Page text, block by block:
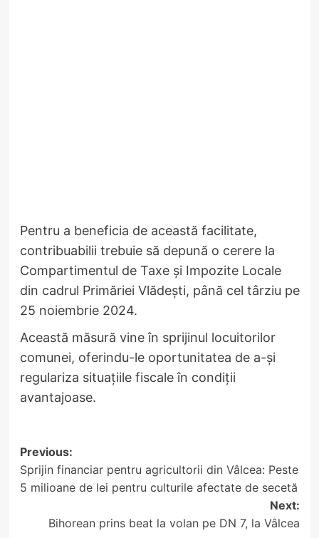
Pentru a beneficia de această facilitate,
contribuabilii trebuie să depună o cerere la
Compartimentul de Taxe și Impozite Locale
din cadrul Primăriei Vlădești, până cel târziu pe
25 noiembrie 2024.
Această măsură vine în sprijinul locuitorilor
comunei, oferindu-le oportunitatea de a-și
regulariza situațiile fiscale în condiții
avantajoase.
Post
navigation
Previous:
Sprijin financiar pentru agricultorii din Vâlcea: Peste
5 milioane de lei pentru culturile afectate de secetă
Next:
Bihorean prins beat la volan pe DN 7, la Vâlcea